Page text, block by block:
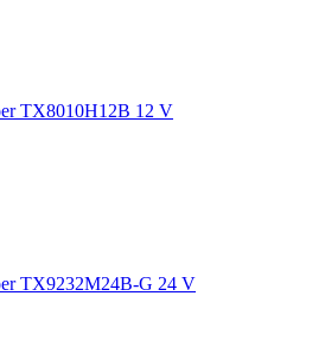
TX8010H12B 12 V
TX9232M24B-G 24 V